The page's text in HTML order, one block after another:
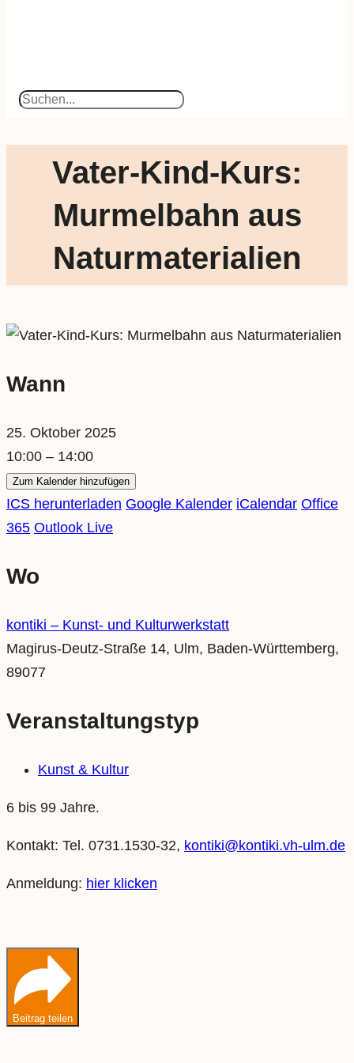
Suchen
Vater-Kind-Kurs:
Murmelbahn aus
Naturmaterialien
Wann
25. Oktober 2025
10:00 – 14:00
Zum Kalender hinzufügen
ICS herunterladen Google Kalender iCalendar Office
365 Outlook Live
Wo
kontiki – Kunst- und Kulturwerkstatt
Magirus-Deutz-Straße 14, Ulm, Baden-Württemberg,
89077
Veranstaltungstyp
Kunst & Kultur
6 bis 99 Jahre.
Kontakt: Tel. 0731.1530-32, kontiki@kontiki.vh-ulm.de
Anmeldung: hier klicken
Beitrag teilen